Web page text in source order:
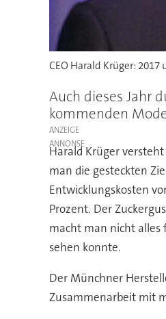
CEO Harald Krüger:
Auch dieses Jahr
kommenden
ANZEIGE
Harald Krüger
man die gesteckten
Entwicklungskosten
Prozent. Der
macht man nicht alles
sehen konnte.
Der Münchner
Zusammenarbeit mit